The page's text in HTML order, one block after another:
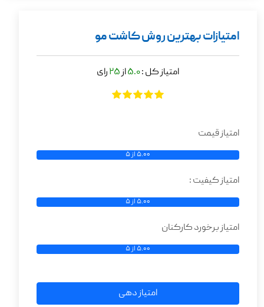
امتیازات بهترین روش کاشت مو
امتیاز کل :5.0از25رای
امتیاز قیمت
5.00 از 5
امتیاز کیفیت :
5.00 از 5
امتیاز برخورد کارکنان
5.00 از 5
امتیاز دهی